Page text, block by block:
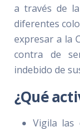
a través de
diferentes
expresar a la
contra de
indebido de
¿Qué
Vigila las